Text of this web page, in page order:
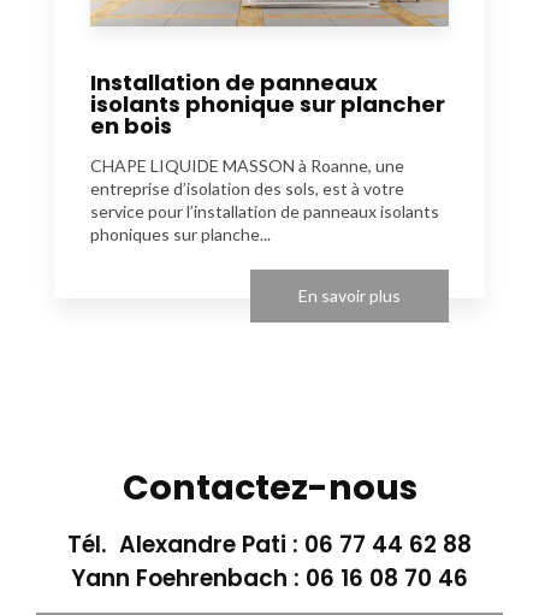
Installation de panneaux
isolants phonique sur plancher
en bois
CHAPE LIQUIDE MASSON à Roanne, une
entreprise d’isolation des sols, est à votre
service pour l’installation de panneaux isolants
phoniques sur planche...
En savoir plus
Contactez-nous
Tél. Alexandre Pati : 06 77 44 62 88
Yann Foehrenbach : 06 16 08 70 46